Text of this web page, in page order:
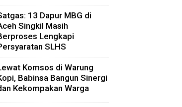
13 Dapur MBG di
Singkil Masih
Lengkapi
SLHS
Komsos di Warung
Babinsa Bangun Sinergi
Kekompakan Warga